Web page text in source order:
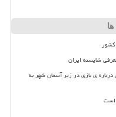
کشور
شایسته ایران
ی بازی در زیر آسمان شهر به
است